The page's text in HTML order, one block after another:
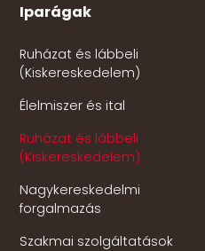
Iparágak
Ruházat és lábbeli
(Kiskereskedelem)
Élelmiszer és ital
Ruházat és lábbeli
(Kiskereskedelem)
Nagykereskedelmi
forgalmazás
Szakmai szolgáltatások